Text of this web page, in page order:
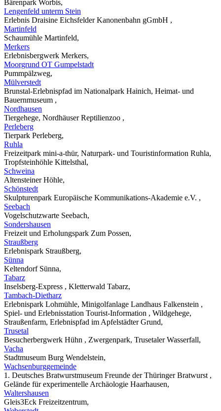
Bärenpark Worbis,
Lengenfeld unterm Stein
Erlebnis Draisine Eichsfelder Kanonenbahn gGmbH ,
Martinfeld
Schaumühle Martinfeld,
Merkers
Erlebnisbergwerk Merkers,
Moorgrund OT Gumpelstadt
Pummpälzweg,
Mülverstedt
Brunstal-Erlebnispfad im Nationalpark Hainich, Heimat- und
Bauernmuseum ,
Nordhausen
Tiergehege, Nordhäuser Reptilienzoo ,
Perleberg
Tierpark Perleberg,
Ruhla
Freizeitpark mini-a-thür, Naturpark- und Touristinformation Ruhla,
Tropfsteinhöhle Kittelsthal,
Schweina
Altensteiner Höhle,
Schönstedt
Skulpturenpark Europäische Kommunikations-Akademie e.V. ,
Seebach
Vogelschutzwarte Seebach,
Sondershausen
Freizeit und Erholungspark Zum Possen,
Straußberg
Erlebnispark Straußberg,
Sünna
Keltendorf Sünna,
Tabarz
Inselsberg-Express , Kletterwald Tabarz,
Tambach-Dietharz
Erlebnispark Lohmühle, Minigolfanlage Landhaus Falkenstein ,
Spiel- und Erlebnisstation Tourist-Information , Wildgehege,
Straußenfarm, Erlebnispfad im Apfelstädter Grund,
Trusetal
Besucherbergwerk Hühn , Zwergenpark, Trusetaler Wasserfall,
Vacha
Stadtmuseum Burg Wendelstein,
Wachsenburggemeinde
1. Deutsches Bratwurstmuseum Freunde der Thüringer Bratwurst ,
Gelände für experimentelle Archäologie Haarhausen,
Waltershausen
Gleis3Eck Freizeitzentrum,